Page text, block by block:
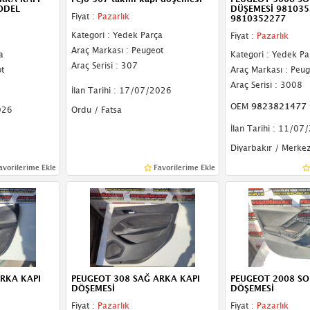
Ekle
Fiyat : Pazarlık
Kategori : Yedek Parça
Araç Markası : Peugeot
Araç Serisi : 307
İlan Tarihi : 17/07/2026
Ordu / Fatsa
Favorilerime Ekle
DÜŞEMESİ
9810352277
Fiyat : Pazarlık
Kategori : Yedek
Araç Markası :
Araç Serisi : 3008
OEM 9823821477
İlan Tarihi : 11/
Diyarbakır /
KAPI
PEUGEOT 308 SAĞ ARKA KAPI
DÖŞEMESİ
Fiyat : Pazarlık
PEUGEOT 2008
DÖŞEMESİ
Fiyat : Pazarlık